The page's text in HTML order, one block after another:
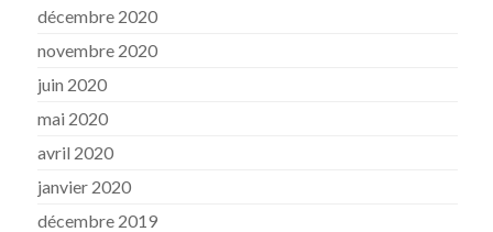
décembre 2020
novembre 2020
juin 2020
mai 2020
avril 2020
janvier 2020
décembre 2019